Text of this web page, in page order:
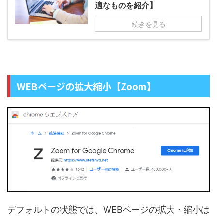
適なものを紹介】
続きを見る
WEBページの拡大縮小【Zoom】
デフォルトの状態では、WEBページの拡大・縮小は